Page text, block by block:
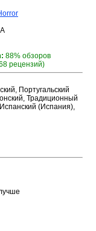
88% обзоров
рецензий)
Португальский
Традиционный
(Испания),